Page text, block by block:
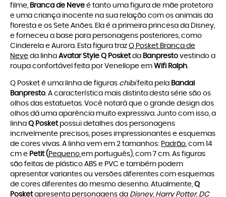
filme, Branca de Neve é tanto uma figura de mãe protetora
e uma criança inocente na sua relação com os animais da
floresta e os Sete Anões. Ela é a primeira princesa da Disney,
e forneceu a base para personagens posteriores, como
Cinderela e Aurora. Esta figura traz Q Posket Branca de
Neve da linha Avatar Style Q Posketda Banpresto vestindo a
roupa confortável feita por Venellope em Wifi Ralph.
Q Posket é uma linha de figuras chibifeita pela Bandai
Banpresto. A característica mais distinta desta série são os
olhos das estatuetas. Você notará que o grande design dos
olhos dá uma aparência muito expressiva. Junto com isso, a
linha Q Posketpossui detalhes dos personagens
incrivelmente precisos, poses impressionantes e esquemas
de cores vivas. A linha vem em 2 tamanhos: Padrão, com 14
cm e Petit ( Pequeno em português), com 7 cm. As figuras
são feitas de plástico ABS e PVC e também podem
apresentar variantes ou versões diferentes com esquemas
de cores diferentes do mesmo desenho. Atualmente, Q
Posketapresenta personagens da Disney, Harry Potter, DC